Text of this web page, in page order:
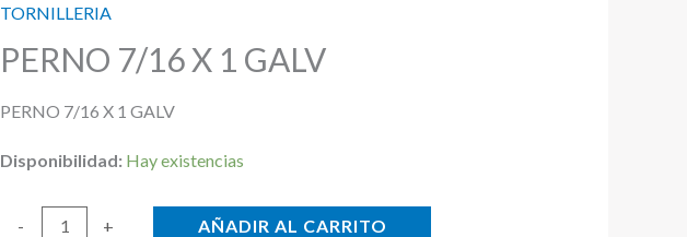
TORNILLERIA
PERNO 7/16 X 1 GALV
PERNO 7/16 X 1 GALV
Disponibilidad: Hay existencias
- + AÑADIR AL CARRITO